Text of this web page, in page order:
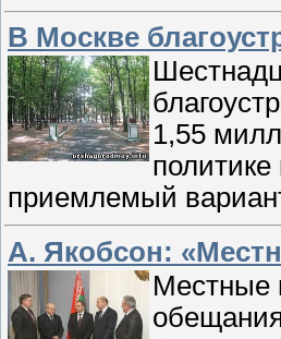
В Москве
1,55
приемлемый
А. Якобсон:
Местные